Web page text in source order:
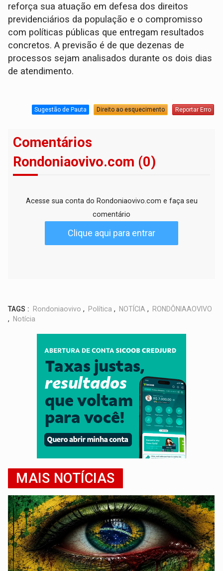
reforça sua atuação em defesa dos direitos
previdenciários da população e o compromisso
com políticas públicas que entregam resultados
concretos. A previsão é de que dezenas de
processos sejam analisados durante os dois dias
de atendimento.
Sugestão de Pauta Direito ao esquecimento Reportar Erro
Comentários
Rondoniaovivo.com (0)
Acesse sua conta do Rondoniaovivo.com e faça seu
comentário
Clique aqui para entrar
TAGS : Rondoniaovivo , Política , NOTÍCIA ,
RONDÔNIAAOVIVO
,
Notícia
MAIS NOTÍCIAS